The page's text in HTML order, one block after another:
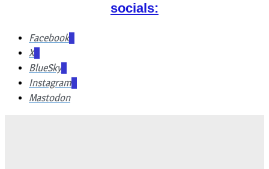
socials:
Facebook
X
BlueSky
Instagram
Mastodon